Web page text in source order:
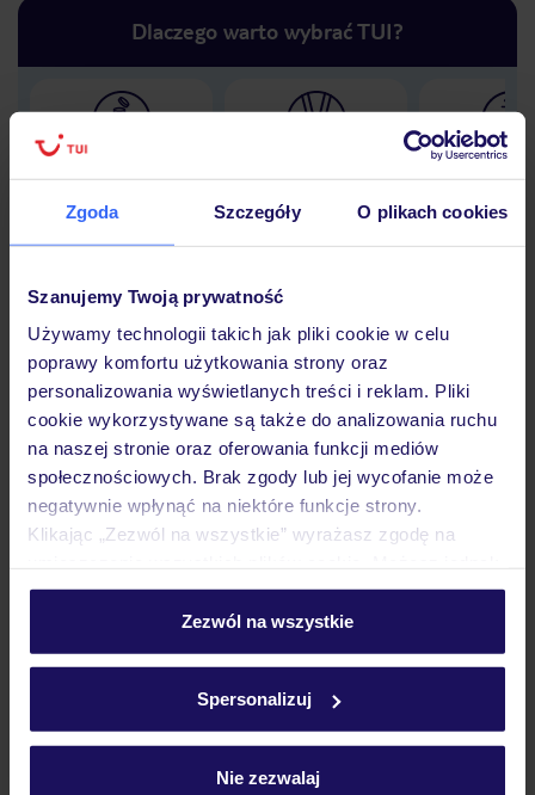
Zgoda Szczegóły O plikach cookies
Szanujemy Twoją prywatność
Używamy technologii takich jak pliki cookie w celu
poprawy komfortu użytkowania strony oraz
personalizowania wyświetlanych treści i reklam. Pliki
cookie wykorzystywane są także do analizowania ruchu
na naszej stronie oraz oferowania funkcji mediów
społecznościowych. Brak zgody lub jej wycofanie może
negatywnie wpłynąć na niektóre funkcje strony.
Klikając „Zezwól na wszystkie” wyrażasz zgodę na
personalizować swój wybór wchodząc w zakładkę
Szczegółowe informacje o plikach cookie znajdziesz
Zezwól na wszystkie
Spersonalizuj
Nie zezwalaj
Dlaczego warto wybrać TUI?
Lider niskich cen
podróży w Polsce
30 lat w
Hotel
Opinie
Pokoje
Ważne informacje